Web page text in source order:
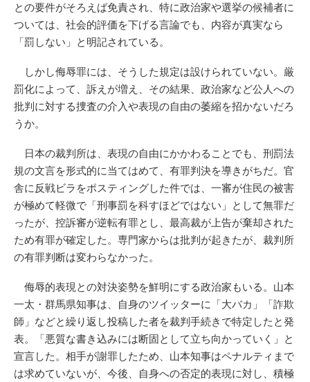
との要件がそろえば免責され、特に政治家や選挙の候補者に
ついては、社会的評価を下げる言論でも、内容が真実なら
「罰しない」と明記されている。
しかし侮辱罪には、そうした規定は設けられていない。厳
罰化によって、訴えが増え、その結果、政治家など公人への
批判に対する捜査の介入や表現の自由の萎縮を招かないだろ
うか。
日本の裁判所は、表現の自由にかかわることでも、刑罰法
規の文言を形式的に当てはめて、有罪判決を導きがちだ。官
舎に反戦ビラをポスティングした件では、一審が住民の被害
が極めて軽微で「刑事罰を科すほどではない」として無罪だ
ったが、控訴審が逆転有罪とし、最高裁が上告が棄却された
ため有罪が確定した。専門家からは批判が起きたが、裁判所
の有罪判断は変わらなかった。
侮辱的表現との対決姿勢を鮮明にする政治家もいる。山本
一太・群馬県知事は、自身のツイッターに「大バカ」「詐欺
師」などと繰り返し投稿した者を裁判手続きで特定したと発
表。「悪質な書き込みには断固として立ち向かっていく」と
宣言した。相手が謝罪したため、山本知事はペナルティまで
は求めていないが、今後、自身への否定的表現に対し、積極